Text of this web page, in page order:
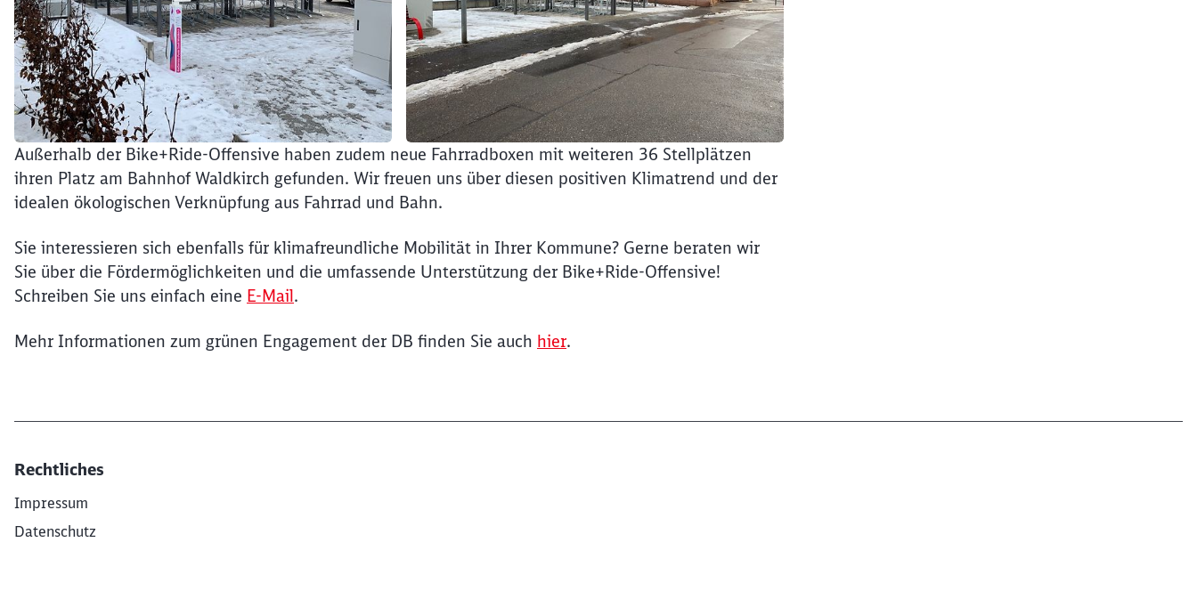
Ende des Sliders
Außerhalb der Bike+Ride-Offensive haben zudem neue Fahrradboxen mit weiteren 36 Stellplätzen
ihren Platz am Bahnhof Waldkirch gefunden. Wir freuen uns über diesen positiven Klimatrend und der
idealen ökologischen Verknüpfung aus Fahrrad und Bahn.
Sie interessieren sich ebenfalls für klimafreundliche Mobilität in Ihrer Kommune? Gerne beraten wir
Sie über die Fördermöglichkeiten und die umfassende Unterstützung der Bike+Ride-Offensive!
Schreiben Sie uns einfach eine E-Mail.
Mehr Informationen zum grünen Engagement der DB finden Sie auch hier.
Rechtliches
Impressum
Datenschutz